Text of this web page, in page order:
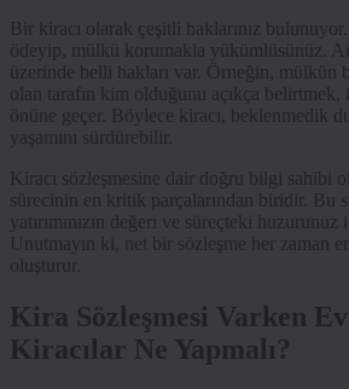
Bir kiracı olarak çeşitli haklarınız bulunuyor.
ödeyip, mülkü korumakla yükümlüsünüz.
üzerinde belli hakları var. Örneğin, mülkün
olan tarafın kim olduğunu açıkça belirtmek,
önüne geçer. Böylece kiracı, beklenmedik
yaşamını sürdürebilir.
Kiracı sözleşmesine dair doğru bilgi sahibi
sürecinin en kritik parçalarından biridir. Bu
yatırımınızın değeri ve süreçteki huzurunuz
Unutmayın ki, net bir sözleşme her zaman
oluşturur.
Kira Sözleşmesi Varken Ev
Kiracılar Ne Yapmalı?